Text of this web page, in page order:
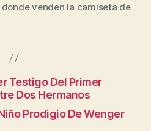
donde venden la camiseta de
Testigo Del Primer
Dos Hermanos
Prodigio De Wenger